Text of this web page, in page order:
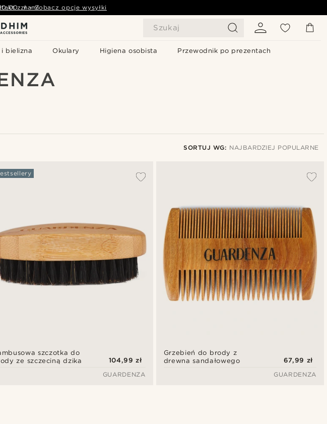
Szukaj
bielizna Okulary Higiena osobista Przewodnik po prezentach
zł - Zobacz opcje wysyłki
z nami
SORTUJ WG: NAJBARDZIEJ POPULARNE
Najwyższa cena
szczotka do
ze szczeciną dzika
104,99 zł
GUARDENZA
Grzebień do brody z
drewna sandałowego
67,99 zł
GUARDENZA